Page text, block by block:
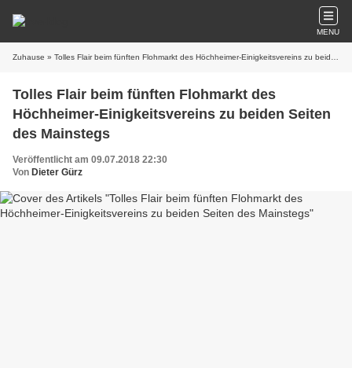
MENU
Zuhause » Tolles Flair beim fünften Flohmarkt des Höchheimer-Einigkeitsvereins zu beiden Seiten des Mainstegs
Tolles Flair beim fünften Flohmarkt des
Höchheimer-Einigkeitsvereins zu beiden Seiten
des Mainstegs
Veröffentlicht am 09.07.2018 22:30
Von Dieter Gürz